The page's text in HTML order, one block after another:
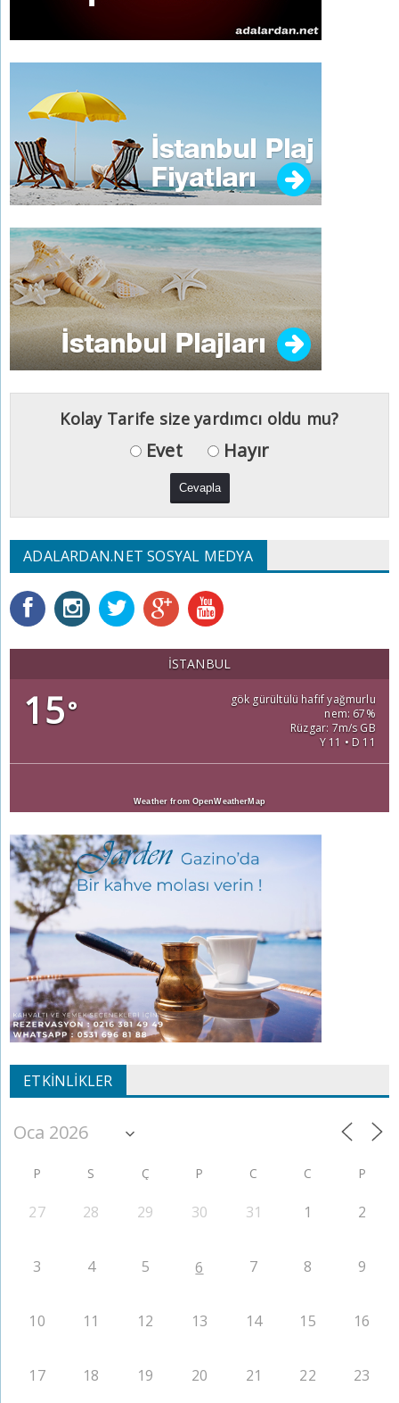
Kolay Tarife size yardımcı oldu mu?
Evet Hayır
ADALARDAN.NET SOSYAL MEDYA
İSTANBUL
15°
gök gürültülü hafif yağmurlu
nem: 67%
Rüzgar: 7m/s GB
Y 11 • D 11
Weather from OpenWeatherMap
ETKINLIKLER
P S Ç P C C P
27 28 29 30 31 1 2
3 4 5 6 7 8 9
10 11 12 13 14 15 16
17 18 19 20 21 22 23